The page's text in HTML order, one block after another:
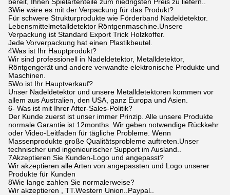
3Wie wäre es mit der Verpackung für das Produkt?
Für schwere Strukturprodukte wie Förderband Nadeldetektor.
Lebensmittelmetalldetektor Röntgenmaschine.Unsere
Verpackung ist Standard Export Trick Holzkoffer.
Jede Vorverpackung hat einen Plastikbeutel.
4Was ist Ihr Hauptprodukt?
Wir sind professionell in Nadeldetektor, Metalldetektor,
Röntgengerät und andere verwandte elektronische Produkte und
Maschinen.
5Wo ist Ihr Hauptverkauf?
Unser Nadeldetektor und unsere Metalldetektoren kommen vor
allem aus Australien, den USA, ganz Europa und Asien.
6- Was ist mit Ihrer After-Sales-Politik?
Der Kunde zuerst ist unser immer Prinzip. Alle unsere Produkte
normale Garantie ist 12months. Wir geben notwendige Rückkehr
oder Video-Leitfaden für tägliche Probleme. Wenn
Massenprodukte große Qualitätsprobleme auftreten.Unser
technischer und ingenieurischer Support im Ausland..
7Akzeptieren Sie Kunden-Logo und angepasst?
Wir akzeptieren alle Arten von angepassten und Logo unserer
Produkte für Kunden
8Wie lange zahlen Sie normalerweise?
Wir akzeptieren , TT.Western Union..Paypal..